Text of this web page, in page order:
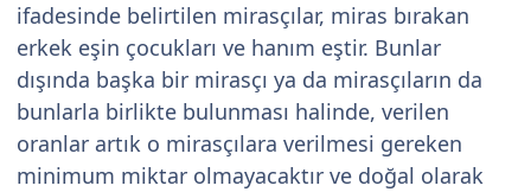
ifadesinde belirtilen mirasçılar, miras bırakan
erkek eşin çocukları ve hanım eştir. Bunlar
dışında başka bir mirasçı ya da mirasçıların da
bunlarla birlikte bulunması halinde, verilen
oranlar artık o mirasçılara verilmesi gereken
minimum miktar olmayacaktır ve doğal olarak